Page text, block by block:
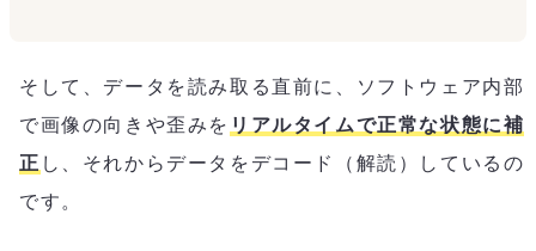
そして、データを読み取る直前に、ソフトウェア内部
で画像の向きや歪みを リアルタイムで正常な状態に補
正 し、それからデータをデコード（解読）しているの
です。